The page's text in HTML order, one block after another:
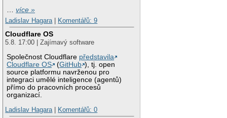
…více »
Ladislav Hagara| Komentářů: 9
Cloudflare OS
5.8. 17:00 | Zajímavý software
Společnost Cloudflare představila
Cloudflare OS
(GitHub ), tj. open
source platformu navrženou pro
integraci umělé inteligence (agentů)
přímo do pracovních procesů
organizací.
Ladislav Hagara| Komentářů: 0